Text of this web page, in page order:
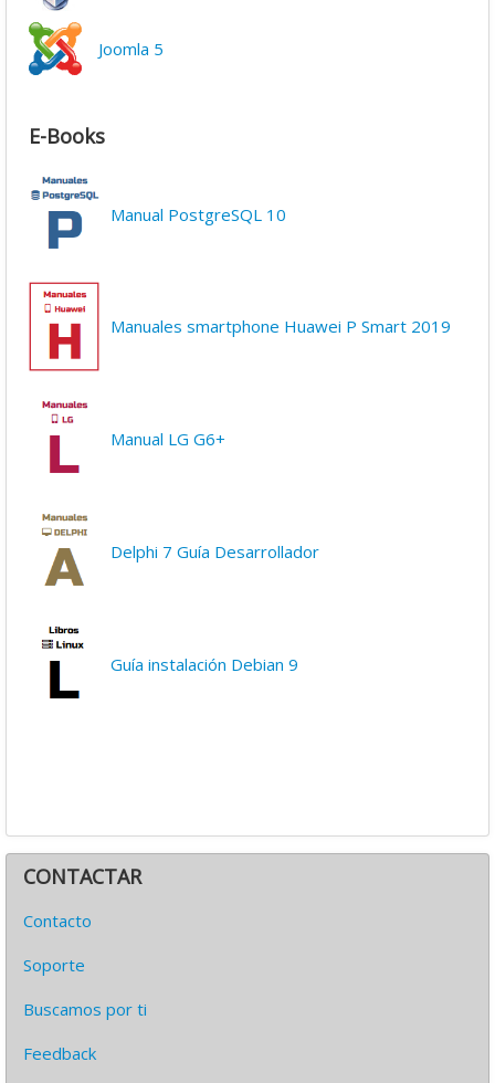
Joomla 5
E-Books
Manual PostgreSQL 10
Manuales smartphone Huawei P Smart 2019
Manual LG G6+
Delphi 7 Guía Desarrollador
Guía instalación Debian 9
CONTACTAR
Contacto
Soporte
Buscamos por ti
Feedback